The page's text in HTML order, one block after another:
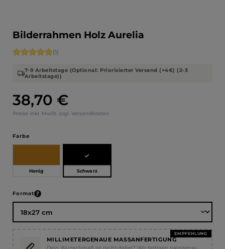
Bilderrahmen Holz Aurelia
Regulärer Preis:
38,70 €
Preise inkl. MwSt. zzgl. Versandkosten
Durchschnittliche Bewertung von 5 von 5 Sternen
(1)
7-9 Arbeitstage (Optional: Priorisierter Versand (+4€) (2-3
Arbeitstage))
Farbeauswählen
Honig Schwarz
Formatauswählen
EMPFEHLUNG
MILLIMETERGENAUE MASSANFERTIGUNG